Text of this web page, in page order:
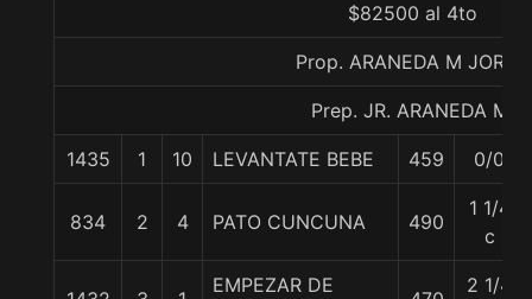
$82500 al 4to
Prop. ARANEDA M JORGE
Prep. JR. ARANEDA M.
1435 1 10 LEVANTATE BEBE 459 0/0
834 2 4 PATO CUNCUNA 490
1 1/4
c
EMPEZAR DE
2 1/4